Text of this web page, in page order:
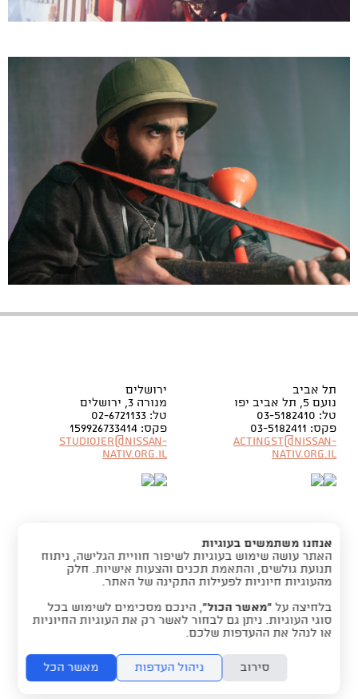
תל אביב
נועם 5, תל אביב יפו
טל: 03-5182410
פקס: 03-5182411
Actingst@nissan-
nativ.org.il
ירושלים
מנורה 3, ירושלים
טל: 02-6721133
פקס: 159926733414
Studiojer@nissan-
nativ.org.il
folyou - מערכת להקמת אתרים
אנחנו משתמשים בעוגיות
האתר עושה שימוש בעוגיות לשיפור חוויית הגלישה, ניתוח
תנועת גולשים, והתאמת תכנים והצעות אישיות. חלק
מהעוגיות חיוניות לפעילות התקינה של האתר.
בלחיצה על “מאשר הכול”, הינכם מסכימים לשימוש בכל
סוגי העוגיות. ניתן גם לבחור לאשר רק את העוגיות החיוניות
או לנהל את ההעדפות שלכם.
סירוב ניהול העדפות מאשר הכל